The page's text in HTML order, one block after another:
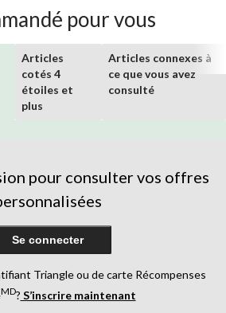
pour vous
Articles
cotés 4
étoiles et
plus
Articles connexes à
ce que vous avez
consulté
pour consulter vos offres
Se connecter
Triangle ou de carte Récompenses
MD? S’inscrire maintenant